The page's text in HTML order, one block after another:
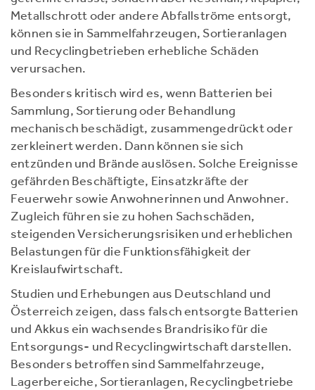
Metallschrott oder andere Abfallströme entsorgt,
können sie in Sammelfahrzeugen, Sortieranlagen
und Recyclingbetrieben erhebliche Schäden
verursachen.
Besonders kritisch wird es, wenn Batterien bei
Sammlung, Sortierung oder Behandlung
mechanisch beschädigt, zusammengedrückt oder
zerkleinert werden. Dann können sie sich
entzünden und Brände auslösen. Solche Ereignisse
gefährden Beschäftigte, Einsatzkräfte der
Feuerwehr sowie Anwohnerinnen und Anwohner.
Zugleich führen sie zu hohen Sachschäden,
steigenden Versicherungsrisiken und erheblichen
Belastungen für die Funktionsfähigkeit der
Kreislaufwirtschaft.
Studien und Erhebungen aus Deutschland und
Österreich zeigen, dass falsch entsorgte Batterien
und Akkus ein wachsendes Brandrisiko für die
Entsorgungs- und Recyclingwirtschaft darstellen.
Besonders betroffen sind Sammelfahrzeuge,
Lagerbereiche, Sortieranlagen, Recyclingbetriebe